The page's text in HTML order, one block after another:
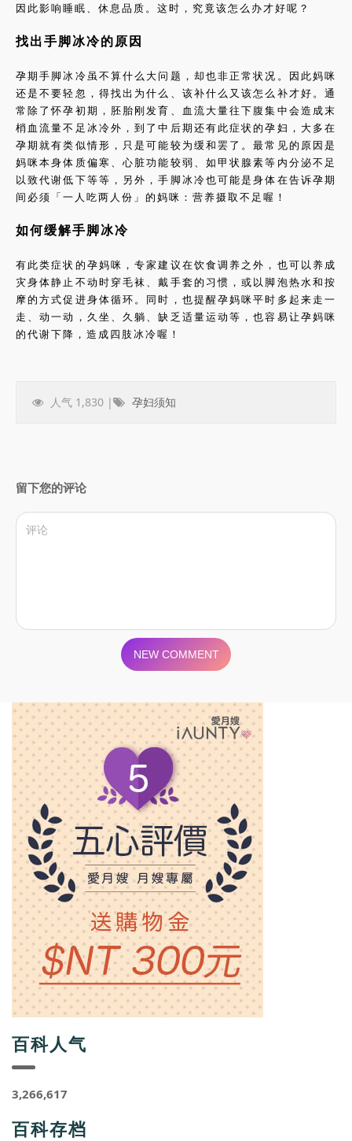
因此影响睡眠、休息品质。这时，究竟该怎么办才好呢？
找出手脚冰冷的原因
孕期手脚冰冷虽不算什么大问题，却也非正常状况。因此妈咪
还是不要轻忽，得找出为什么、该补什么又该怎么补才好。通
常除了怀孕初期，胚胎刚发育、血流大量往下腹集中会造成末
梢血流量不足冰冷外，到了中后期还有此症状的孕妇，大多在
孕期就有类似情形，只是可能较为缓和罢了。最常见的原因是
妈咪本身体质偏寒、心脏功能较弱、如甲状腺素等内分泌不足
以致代谢低下等等，另外，手脚冰冷也可能是身体在告诉孕期
间必须「一人吃两人份」的妈咪：营养摄取不足喔！
如何缓解手脚冰冷
有此类症状的孕妈咪，专家建议在饮食调养之外，也可以养成
灾身体静止不动时穿毛袜、戴手套的习惯，或以脚泡热水和按
摩的方式促进身体循环。同时，也提醒孕妈咪平时多起来走一
走、动一动，久坐、久躺、缺乏适量运动等，也容易让孕妈咪
的代谢下降，造成四肢冰冷喔！
人气 1,830 | 孕妇须知
留下您的评论
百科人气
3,266,617
百科存档